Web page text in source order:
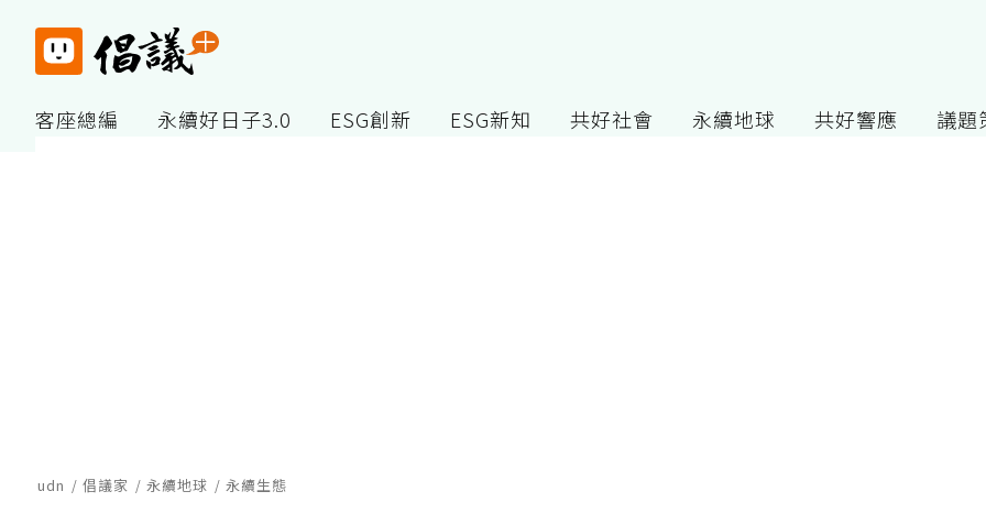
客座總編 永續好日子3.0 ESG創新 ESG新知 共好社會 永續地球 共好響應 議題
udn 倡議家 永續地球 永續生態